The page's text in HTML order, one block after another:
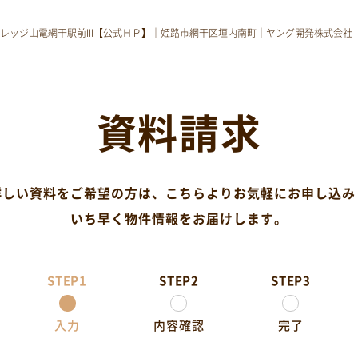
ッジ山電網干駅前III【公式ＨＰ】 ｜ 姫路市網干区垣内南町｜ヤング開発株式会社
資料請求
い資料をご希望の方は、 こちらよりお気軽にお申し込み
いち早く物件情報をお届けします。
STEP1
入力
STEP2
内容確認
STEP3
完了